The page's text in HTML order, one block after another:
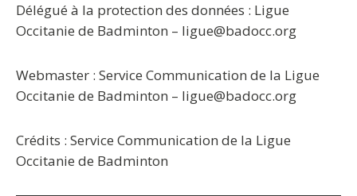
Délégué à la protection des données : Ligue
Occitanie de Badminton – ligue@badocc.org
Webmaster : Service Communication de la Ligue
Occitanie de Badminton – ligue@badocc.org
Crédits : Service Communication de la Ligue
Occitanie de Badminton